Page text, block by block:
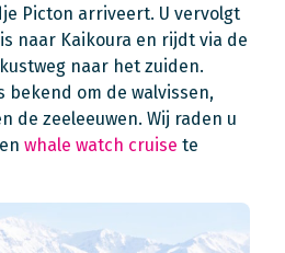
Picton arriveert. U vervolgt
naar Kaikoura en rijdt via de
naar het zuiden.
bekend om de walvissen,
de zeeleeuwen. Wij raden u
whale watch cruise te